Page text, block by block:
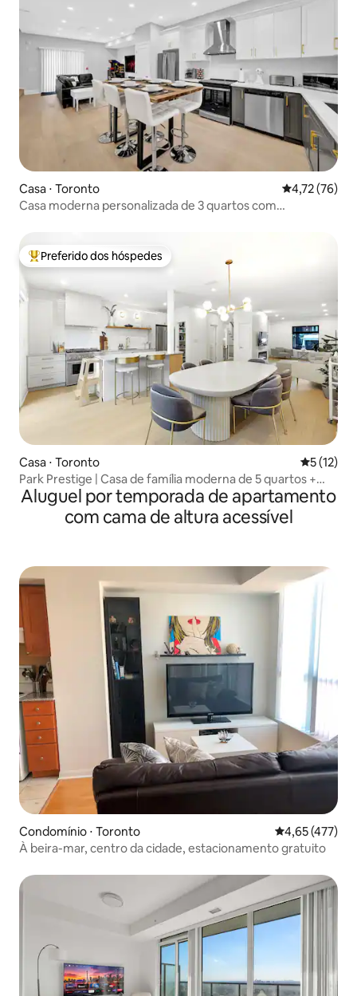
Casa ⋅ Toronto 4,72 de uma
4,72 (76)
Casa moderna personalizada de 3 quartos com
Entre os melhores preferidos dos hóspedes
Preferido dos hóspedes
Casa ⋅ Toronto 5 de uma
5 (12)
Park Prestige | Casa de família moderna de 5 quartos +
estacionamento
Aluguel por temporada de apartamento
com cama de altura acessível
Condomínio ⋅ Toronto 4,65 de uma
4,65 (477)
À beira-mar, centro da cidade, estacionamento gratuito